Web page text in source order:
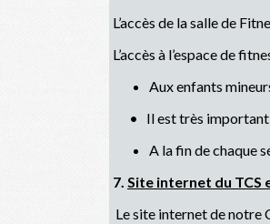
L’accès de la salle de
L’accès à l’espace de
Aux enfants
• Il est très important
A la fin de chaque
7. Site internet du
Le site internet de notre